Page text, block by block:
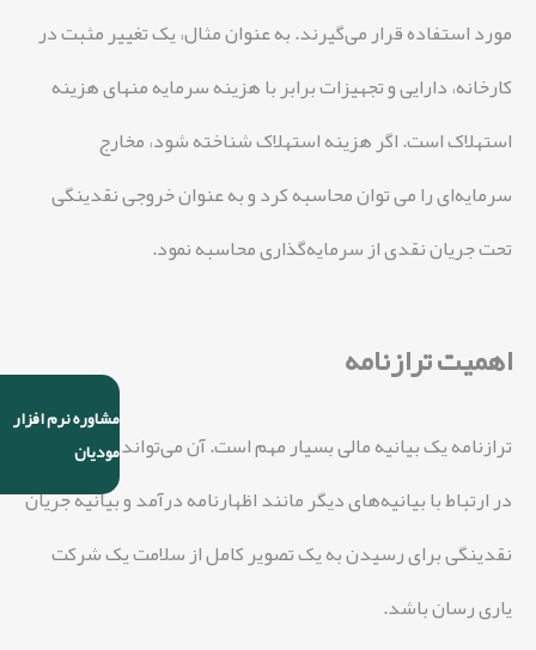
مشاوره نرم افزار
مودیان
مورد استفاده قرار می‌گیرند. به عنوان مثال، یک تغییر مثبت در
کارخانه، دارایی و تجهیزات برابر با هزینه سرمایه منهای هزینه
استهلاک است. اگر هزینه استهلاک شناخته شود، مخارج
سرمایه‌ای را می توان محاسبه کرد و به عنوان خروجی نقدینگی
تحت جریان نقدی از سرمایه‌گذاری محاسبه نمود.
اهمیت ترازنامه
ترازنامه یک بیانیه مالی بسیار مهم است. آن می‌تواند به تنهایی و
در ارتباط با بیانیه‌های دیگر مانند اظهارنامه درآمد و بیانیه جریان
نقدینگی برای رسیدن به یک تصویر کامل از سلامت یک شرکت
یاری رسان باشد.